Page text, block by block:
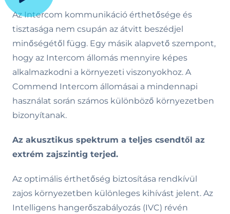
Az Intercom kommunikáció érthetősége és
tisztasága nem csupán az átvitt beszédjel
minőségétől függ. Egy másik alapvető szempont,
hogy az Intercom állomás mennyire képes
alkalmazkodni a környezeti viszonyokhoz. A
Commend Intercom állomásai a mindennapi
használat során számos különböző környezetben
bizonyítanak.
Az akusztikus spektrum a teljes csendtől az
extrém zajszintig terjed.
Az optimális érthetőség biztosítása rendkívül
zajos környezetben különleges kihívást jelent. Az
Intelligens hangerőszabályozás (IVC) révén